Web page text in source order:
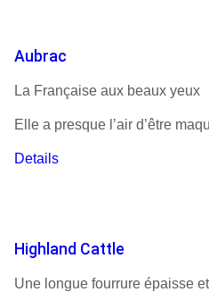
Aubrac
La Française aux beaux yeux
Elle a presque l’air d’être
Details
Highland Cattle
Une longue fourrure épaisse